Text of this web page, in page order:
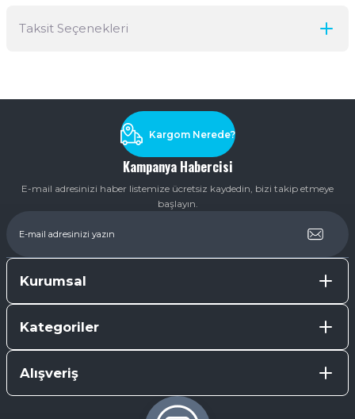
Taksit Seçenekleri
Kampanya Habercisi
E-mail adresinizi haber listemize ücretsiz kaydedin, bizi takip etmeye
başlayın.
Kargom Nerede?
Kurumsal
Kategoriler
Alışveriş